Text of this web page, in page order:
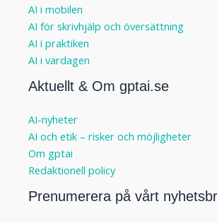
AI i mobilen
AI för skrivhjälp och översättning
AI i praktiken
AI i vardagen
Aktuellt & Om gptai.se
AI-nyheter
AI och etik – risker och möjligheter
Om gptai
Redaktionell policy
Prenumerera på vårt